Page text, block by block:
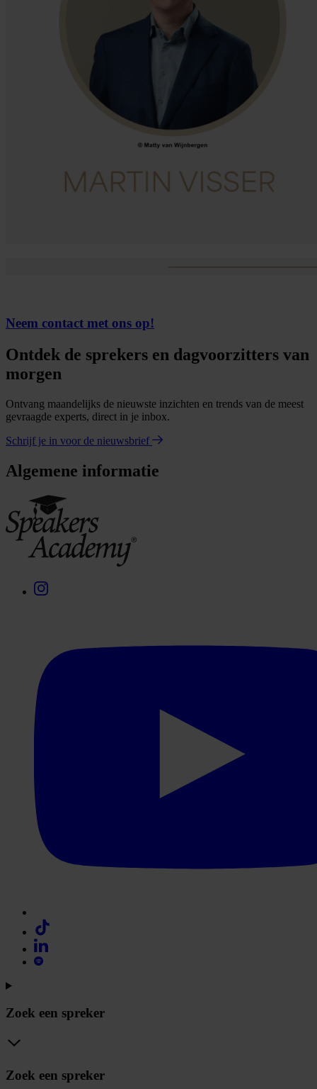
Neem contact met ons op!
Ontdek de sprekers en dagvoorzitters van
morgen
Ontvang maandelijks de nieuwste inzichten en trends van de meest
gevraagde experts, direct in je inbox.
Schrijf je in voor de nieuwsbrief
Algemene informatie
Zoek een spreker
Zoek een spreker